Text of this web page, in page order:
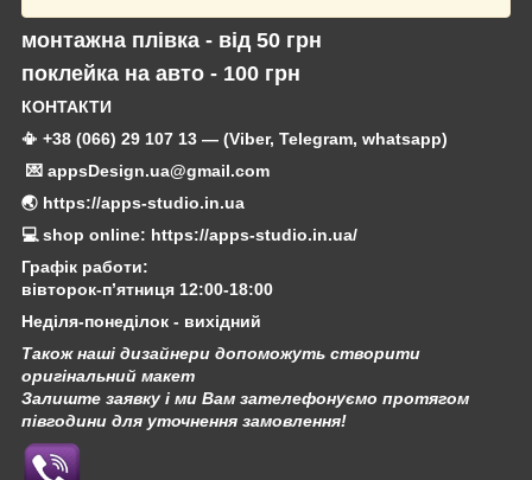
монтажна плівка - від 50 грн
поклейка на авто - 100 грн
КОНТАКТИ
📳 +38 (066) 29 107 13 — (Viber, Telegram, whatsapp)
💌 appsDesign.ua@gmail.com
🌏 https://apps-studio.in.ua
💻 shop online: https://apps-studio.in.ua/
Графік работи:
вівторок-п’ятниця 12:00-18:00
Неділя-понеділок - вихідний
Також наші дизайнери допоможуть створити
оригінальний макет
Залиште заявку і ми Вам зателефонуємо протягом
півгодини для уточнення замовлення!